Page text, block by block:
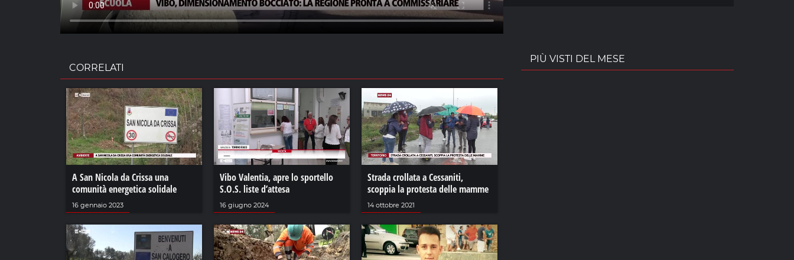
CORRELATI
A San Nicola da Crissa una
comunità energetica solidale
16 gennaio 2023
Vibo Valentia, apre lo sportello
S.O.S. liste d’attesa
16 giugno 2024
Strada crollata a Cessaniti,
scoppia la protesta delle mamme
14 ottobre 2021
PIÙ VISTI DEL MESE